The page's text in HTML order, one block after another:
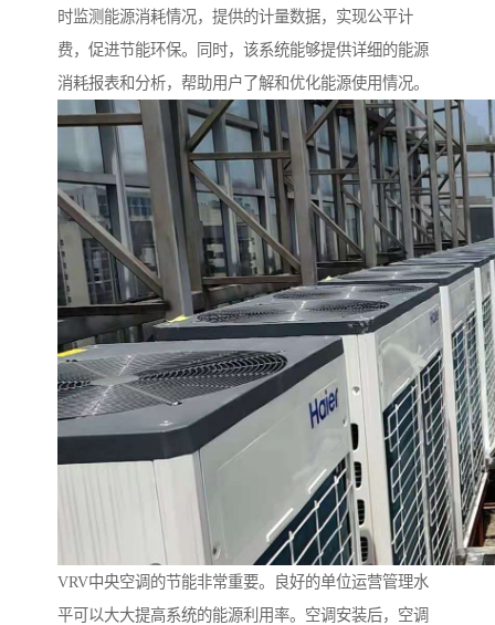
时监测能源消耗情况，提供的计量数据，实现公平计
费，促进节能环保。同 时，该系统能够提供详细的能源
消耗报表和分析，帮助用户了解和优化能源使用情况。
VRV中央空调的节能非常重要。良好的单位运营管理水
平可以大大提高系统的能源利用率。空调安装后，空调